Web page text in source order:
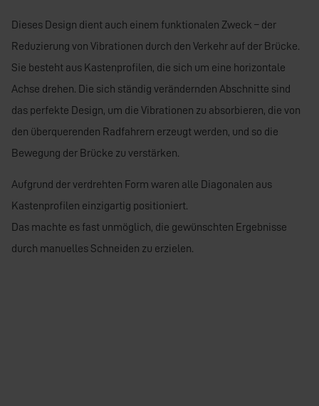
Dieses Design dient auch einem funktionalen Zweck – der
Reduzierung von Vibrationen durch den Verkehr auf der Brücke.
Sie besteht aus Kastenprofilen, die sich um eine horizontale
Achse drehen. Die sich ständig verändernden Abschnitte sind
das perfekte Design, um die Vibrationen zu absorbieren, die von
den überquerenden Radfahrern erzeugt werden, und so die
Bewegung der Brücke zu verstärken.
Aufgrund der verdrehten Form waren alle Diagonalen aus
Kastenprofilen einzigartig positioniert.
Das machte es fast unmöglich, die gewünschten Ergebnisse
durch manuelles Schneiden zu erzielen.